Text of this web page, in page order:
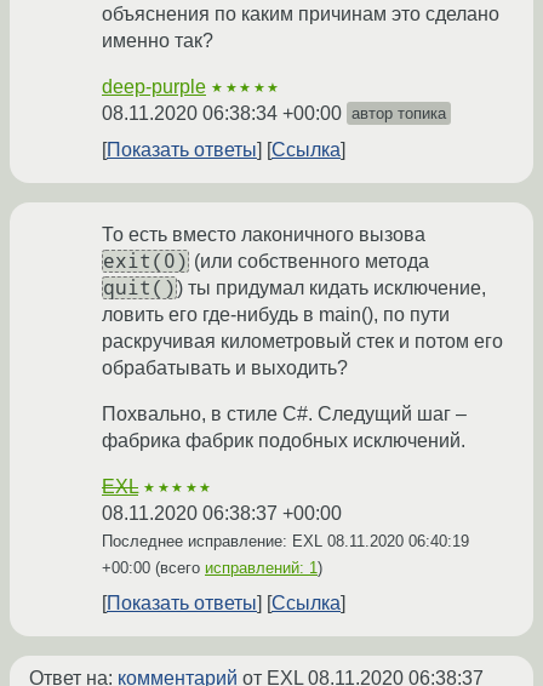
объяснения по каким причинам это сделано
именно так?
deep-purple ★★★★★
08.11.2020 06:38:34 +00:00 автор топика
Показать ответы Ссылка
То есть вместо лаконичного вызова
exit(0) (или собственного метода
quit()) ты придумал кидать исключение,
ловить его где-нибудь в main(), по пути
раскручивая километровый стек и потом его
обрабатывать и выходить?
Похвально, в стиле C#. Следущий шаг –
фабрика фабрик подобных исключений.
EXL ★★★★★
08.11.2020 06:38:37 +00:00
Последнее исправление: EXL 08.11.2020 06:40:19
+00:00 (всего исправлений: 1)
Показать ответы Ссылка
Ответ на: комментарий от EXL08.11.2020 06:38:37